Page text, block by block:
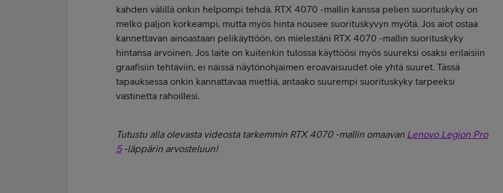
kahden välillä onkin helpompi tehdä. RTX 4070 -mallin kanssa pelien suorituskyky on
melko paljon korkeampi, mutta myös hinta nousee suorituskyvyn myötä. Jos aiot ostaa
kannettavan ainoastaan pelikäyttöön, on mielestäni RTX 4070 -mallin suorituskyky
hintansa arvoinen. Jos laite on kuitenkin tulossa käyttöösi myös suureksi osaksi erilaisiin
graafisiin tehtäviin, ei näissä näytönohjaimen eroavaisuudet ole yhtä suuret. Tässä
tapauksessa onkin kannattavaa miettiä, antaako suurempi suorituskyky tarpeeksi
vastinetta rahoillesi.
Tutustu alla olevasta videosta tarkemmin RTX 4070 -mallin omaavan Lenovo Legion Pro
5-läppärin arvosteluun!